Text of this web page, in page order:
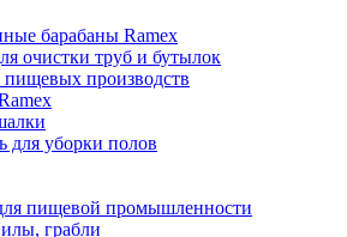
барабаны Ramex
очистки труб и бутылок
пищевых производств
для уборки полов
пищевой промышленности
грабли